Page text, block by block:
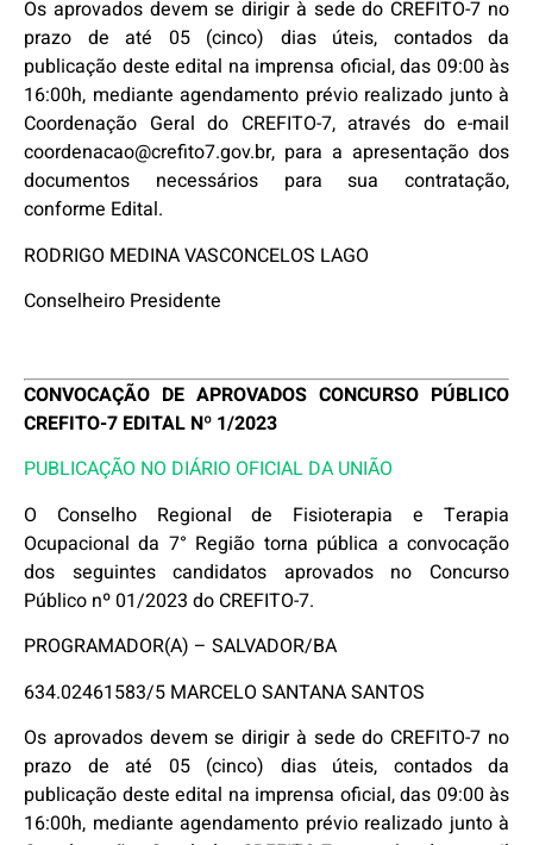
Os aprovados devem se dirigir à sede do CREFITO-7 no
prazo de até 05 (cinco) dias úteis, contados da
publicação deste edital na imprensa oficial, das 09:00 às
16:00h, mediante agendamento prévio realizado junto à
Coordenação Geral do CREFITO-7, através do e-mail
coordenacao@crefito7.gov.br, para a apresentação dos
documentos necessários para sua contratação,
conforme Edital.
RODRIGO MEDINA VASCONCELOS LAGO
Conselheiro Presidente
CONVOCAÇÃO DE APROVADOS CONCURSO PÚBLICO
CREFITO-7 EDITAL Nº 1/2023
PUBLICAÇÃO NO DIÁRIO OFICIAL DA UNIÃO
O Conselho Regional de Fisioterapia e Terapia
Ocupacional da 7° Região torna pública a convocação
dos seguintes candidatos aprovados no Concurso
Público nº 01/2023 do CREFITO-7.
PROGRAMADOR(A) – SALVADOR/BA
634.02461583/5 MARCELO SANTANA SANTOS
Os aprovados devem se dirigir à sede do CREFITO-7 no
prazo de até 05 (cinco) dias úteis, contados da
publicação deste edital na imprensa oficial, das 09:00 às
16:00h, mediante agendamento prévio realizado junto à